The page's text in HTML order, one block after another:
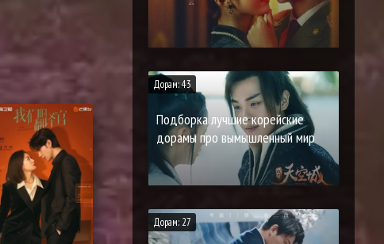
Дорам: 43
Подборка лучшие корейские
дорамы про вымышленный мир
Дорам: 27